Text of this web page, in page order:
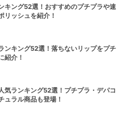
キング52選！おすすめのプチプラや速
リッシュを紹介！
ンキング52選！落ちないリップをプチ
紹介！
気ランキング52選！プチプラ・デパコ
ュラル商品も登場！